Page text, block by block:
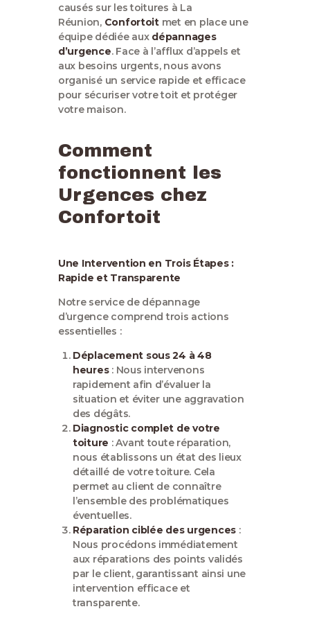
causés sur les toitures à La
Réunion, Confortoitmet en place une
équipe dédiée aux dépannages
d’urgence. Face à l’afflux d’appels et
aux besoins urgents, nous avons
organisé un service rapide et efficace
pour sécuriser votre toit et protéger
votre maison.
Comment
fonctionnent les
Urgences chez
Confortoit
Une Intervention en Trois Étapes :
Rapide et Transparente
Notre service de dépannage
d’urgence comprend trois actions
essentielles :
Déplacement sous 24 à 48
heures: Nous intervenons
rapidement afin d’évaluer la
situation et éviter une aggravation
des dégâts.
Diagnostic complet de votre
toiture : Avant toute réparation,
nous établissons un état des lieux
détaillé de votre toiture. Cela
permet au client de connaître
l’ensemble des problématiques
éventuelles.
Réparation ciblée des urgences :
Nous procédons immédiatement
aux réparations des points validés
par le client, garantissant ainsi une
intervention efficace et
transparente.